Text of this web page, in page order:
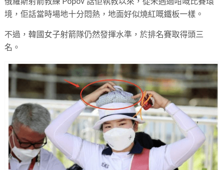
境，佢話當時場地十分悶熱，地面好似燒紅嘅鐵板一樣。
不過，韓國女子射箭隊仍然發揮水準，於排名賽取得頭三
名。